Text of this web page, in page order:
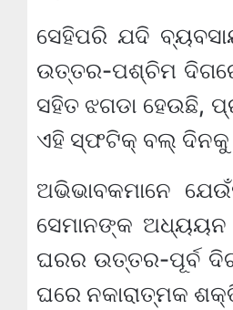
ସେହିପରି ଯଦି
ଉତ୍ତର-ପଶ୍ଚିମ
ସହିତ ଝଗଡା ହେଉଛି,
ଏହି ସ୍ଫଟିକ୍ ବଲ୍ ଦିନକୁ
ଅଭିଭାବକମାନେ
ସେମାନଙ୍କ
ଘରର ଉତ୍ତର-ପୂର୍ବ
ଘରେ ନକାରାତ୍ମକ